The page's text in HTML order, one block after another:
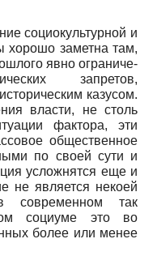
социокультурной и
хорошо заметна там,
явно ограниче­
запретов,
казусом.
власти, не столь
фактора, эти
общественное
по своей сути и
услож­нятся еще и
не является некоей
современном так
социуме это во
более или менее